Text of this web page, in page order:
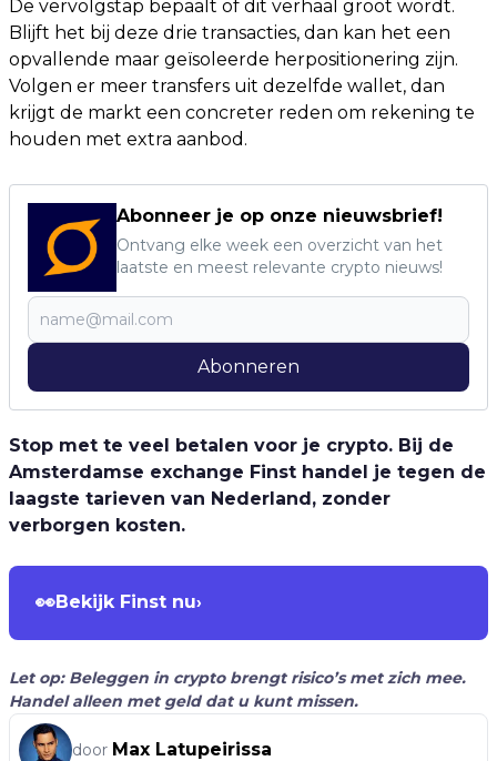
De vervolgstap bepaalt of dit verhaal groot wordt.
Blijft het bij deze drie transacties, dan kan het een
opvallende maar geïsoleerde herpositionering zijn.
Volgen er meer transfers uit dezelfde wallet, dan
krijgt de markt een concreter reden om rekening te
houden met extra aanbod.
Abonneer je op onze nieuwsbrief!
Ontvang elke week een overzicht van het
laatste en meest relevante crypto nieuws!
Abonneren
Stop met te veel betalen voor je crypto. Bij de
Amsterdamse exchange Finst handel je tegen de
laagste tarieven van Nederland, zonder
verborgen kosten.
👀Bekijk Finst nu›
Let op: Beleggen in crypto brengt risico’s met zich mee.
Handel alleen met geld dat u kunt missen.
door Max Latupeirissa